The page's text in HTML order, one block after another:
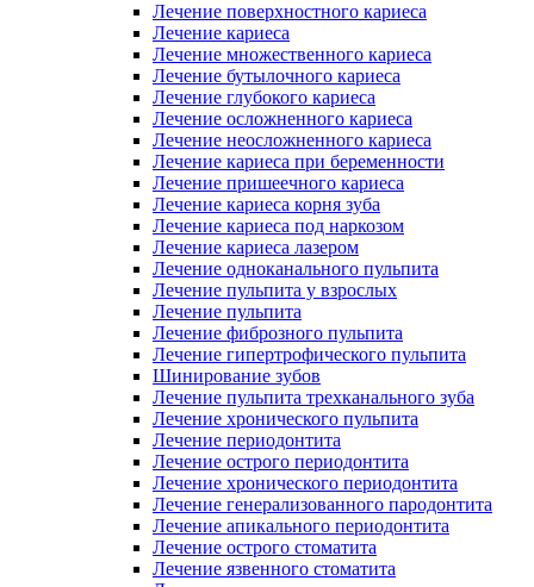
Лечение поверхностного кариеса
Лечение кариеса
Лечение множественного кариеса
Лечение бутылочного кариеса
Лечение глубокого кариеса
Лечение осложненного кариеса
Лечение неосложненного кариеса
Лечение кариеса при беременности
Лечение пришеечного кариеса
Лечение кариеса корня зуба
Лечение кариеса под наркозом
Лечение кариеса лазером
Лечение одноканального пульпита
Лечение пульпита у взрослых
Лечение пульпита
Лечение фиброзного пульпита
Лечение гипертрофического пульпита
Шинирование зубов
Лечение пульпита трехканального зуба
Лечение хронического пульпита
Лечение периодонтита
Лечение острого периодонтита
Лечение хронического периодонтита
Лечение генерализованного пародонтита
Лечение апикального периодонтита
Лечение острого стоматита
Лечение язвенного стоматита